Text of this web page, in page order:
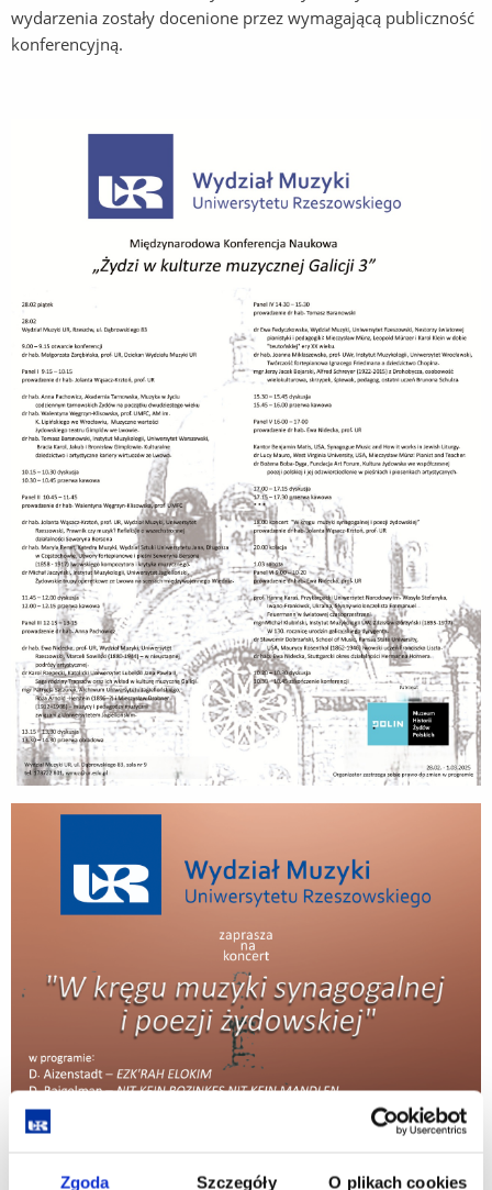
Zgoda Szczegóły O plikach cookies
wydarzenia zostały docenione przez wymagającą publiczność
konferencyjną.